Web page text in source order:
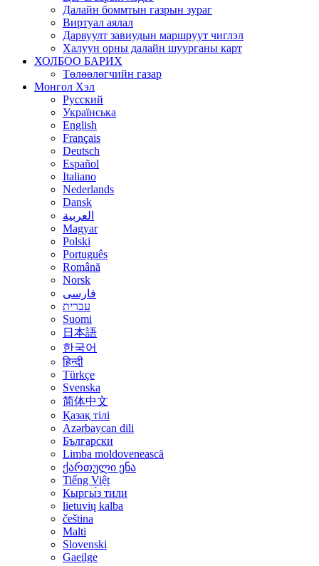
Далайн боммтын газрын зураг
Виртуал аялал
Дарвуулт завиудын маршруут чиглэл
Халуун орны далайн шуурганы карт
ХОЛБОО БАРИХ
Төлөөлөгчийн газар
Монгол Хэл
Русский
Українська
English
Français
Deutsch
Español
Italiano
Nederlands
Dansk
العربية
Magyar
Polski
Português
Română
Norsk
فارسی
עברית
Suomi
日本語
한국어
हिन्दी
Türkçe
Svenska
简体中文
Қазақ тілі
Azərbaycan dili
Български
Limba moldovenească
ქართული ენა
Tiếng Việt
Кыргы́з тили
lietuvių kalba
čeština
Malti
Slovenski
Gaeilge